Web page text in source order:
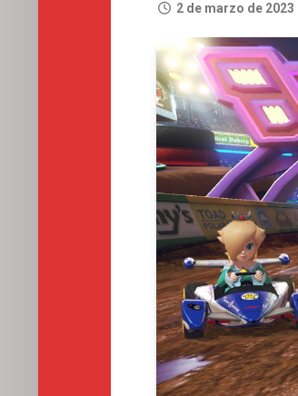
2 de marzo de 2023